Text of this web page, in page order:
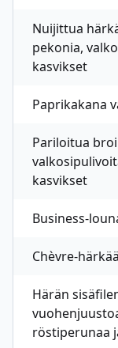
Nuijittua
pekonia,
kasvikset
Paprikakana
Pariloitua
kasvikset
Business-
Chèvre-härkää
Härän
röstiperunaa